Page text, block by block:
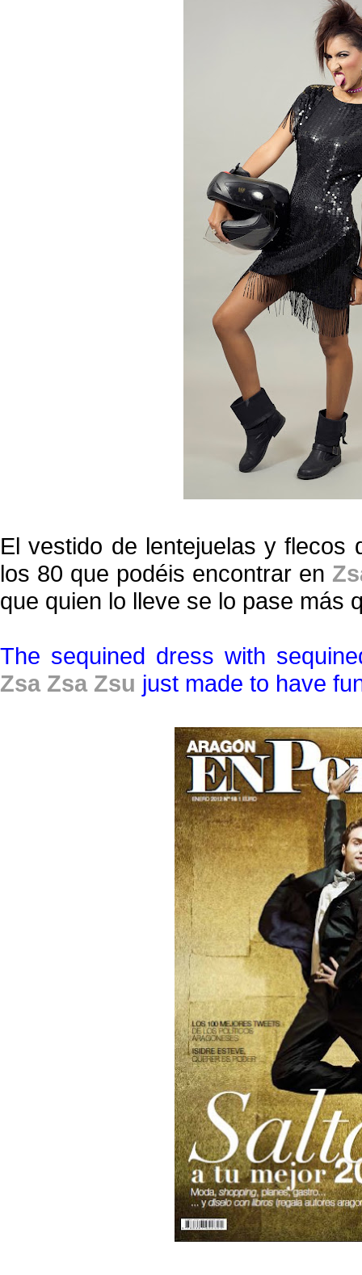
El vestido de lentejuelas y flecos
los 80 que podéis encontrar en
que quien lo lleve se lo pase más
The sequined dress with
Zsa Zsa Zsu just made to have